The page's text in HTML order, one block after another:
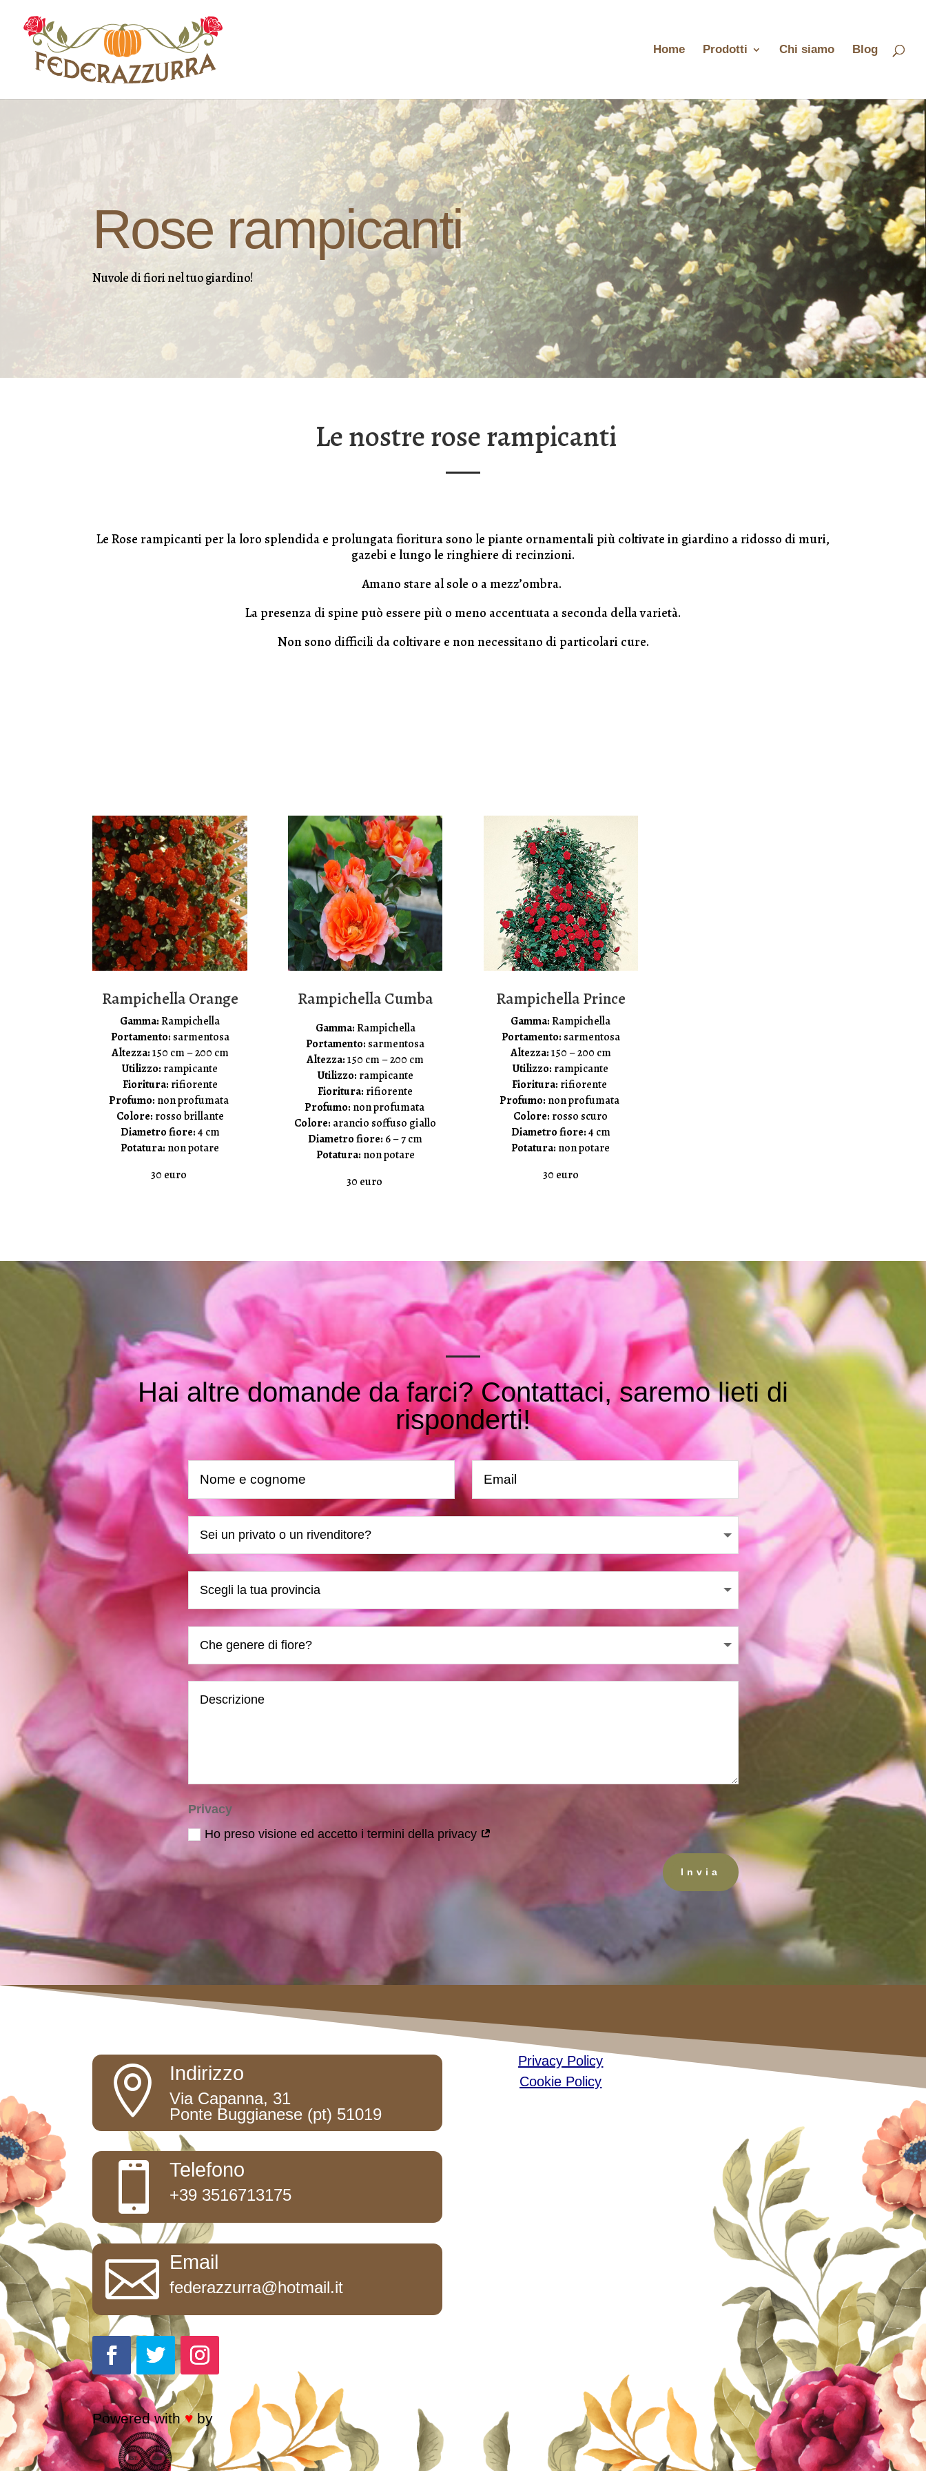
Home Prodotti Chi siamo Blog
Rose rampicanti
Nuvole di fiori nel tuo giardino!
Le nostre rose rampicanti
Le Rose rampicanti per la loro splendida e prolungata fioritura sono le piante ornamentali più coltivate in giardino a ridosso di muri,
gazebi e lungo le ringhiere di recinzioni.
Amano stare al sole o a mezz’ombra.
La presenza di spine può essere più o meno accentuata a seconda della varietà.
Non sono difficili da coltivare e non necessitano di particolari cure.
Rampichella Orange
Gamma:Rampichella
Portamento: sarmentosa
Altezza:150 cm – 200 cm
Utilizzo: rampicante
Fioritura: rifiorente
Profumo: non profumata
Colore: rosso brillante
Diametro fiore:4 cm
Potatura: non potare
30 euro
Rampichella Cumba
Gamma:Rampichella
Portamento: sarmentosa
Altezza:150 cm – 200 cm
Utilizzo: rampicante
Fioritura: rifiorente
Profumo: non profumata
Colore: arancio soffuso giallo
Diametro fiore: 6 – 7 cm
Potatura: non potare
30 euro
Rampichella Prince
Gamma:Rampichella
Portamento: sarmentosa
Altezza:150 – 200 cm
Utilizzo: rampicante
Fioritura: rifiorente
Profumo: non profumata
Colore: rosso scuro
Diametro fiore:4 cm
Potatura: non potare
30 euro
Hai altre domande da farci? Contattaci, saremo lieti di
risponderti!
Privacy
Ho preso visione ed accetto i termini della privacy
Invia
 Indirizzo
Via Capanna, 31
Ponte Buggianese (pt) 51019
 Telefono
+39 3516713175
 Email
federazzurra@hotmail.it
Powered with♥ by
Privacy Policy
Cookie Policy